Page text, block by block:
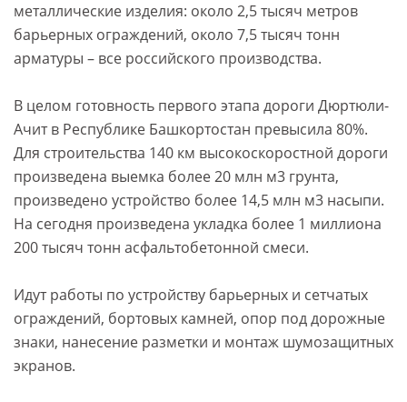
металлические изделия: около 2,5 тысяч метров
барьерных ограждений, около 7,5 тысяч тонн
арматуры – все российского производства.
В целом готовность первого этапа дороги Дюртюли-
Ачит в Республике Башкортостан превысила 80%.
Для строительства 140 км высокоскоростной дороги
произведена выемка более 20 млн м3 грунта,
произведено устройство более 14,5 млн м3 насыпи.
На сегодня произведена укладка более 1 миллиона
200 тысяч тонн асфальтобетонной смеси.
Идут работы по устройству барьерных и сетчатых
ограждений, бортовых камней, опор под дорожные
знаки, нанесение разметки и монтаж шумозащитных
экранов.